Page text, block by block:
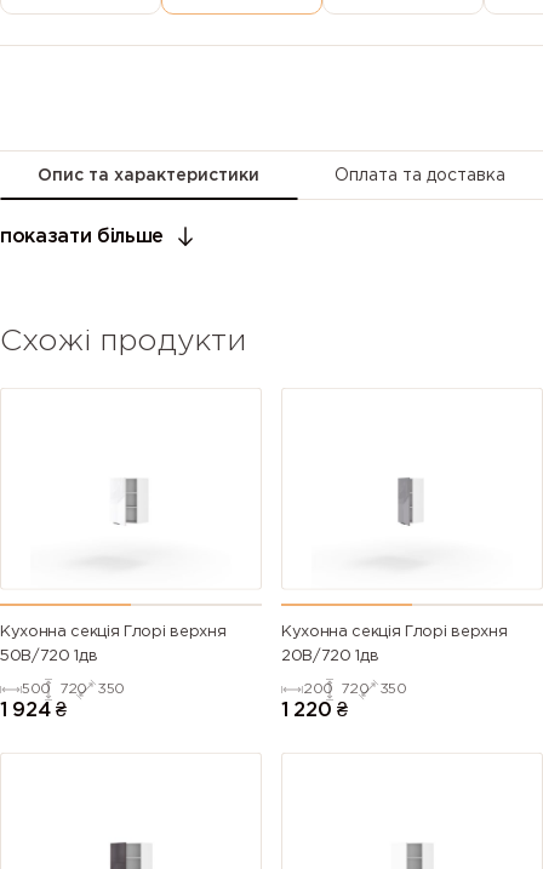
Опис та характеристики Оплата та доставка
показати більше
Схожі продукти
Кухонна секція Глорі верхня
50В/720 1дв
500 720 350
1 924 ₴
Кухонна секція Глорі верхня
20В/720 1дв
200 720 350
1 220 ₴